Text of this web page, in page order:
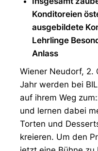
Konditoreien
ausgebildete
Lehrlinge
Anlass
Wiener Neudorf, 2.
Jahr werden bei
auf ihrem Weg
und lernen dabei
Torten und
kreieren. Um den